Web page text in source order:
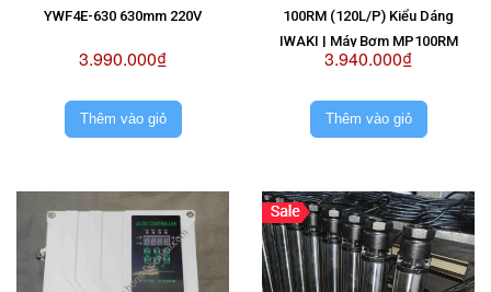
YWF4E-630 630mm 220V
3.990.000₫
Thêm vào giỏ
100RM (120L/P) Kiểu Dáng
IWAKI | Máy Bơm MP100RM
220V
3.940.000₫
Thêm vào giỏ